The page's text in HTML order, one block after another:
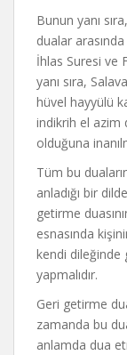
Bunun yanı
dualar
İhlas Suresi ve
yanı sıra,
hüvel hayyülü
indikrih el azim
olduğuna
Tüm bu
anladığı bir
getirme
esnasında
kendi dileğinde
yapmalıdır.
Geri getirme
zamanda bu
anlamda dua